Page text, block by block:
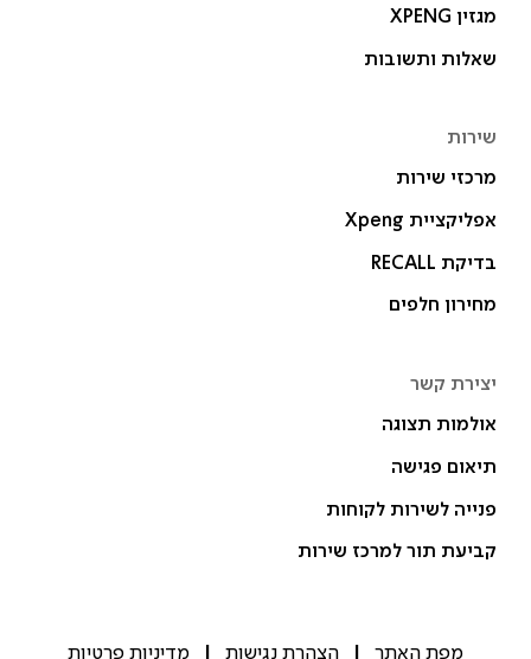
מגזין XPENG
שאלות ותשובות
שירות
מרכזי שירות
אפליקציית Xpeng
בדיקת RECALL
מחירון חלפים
יצירת קשר
אולמות תצוגה
תיאום פגישה
פנייה לשירות לקוחות
קביעת תור למרכז שירות
מפת האתר הצהרת נגישות מדיניות פרטיות